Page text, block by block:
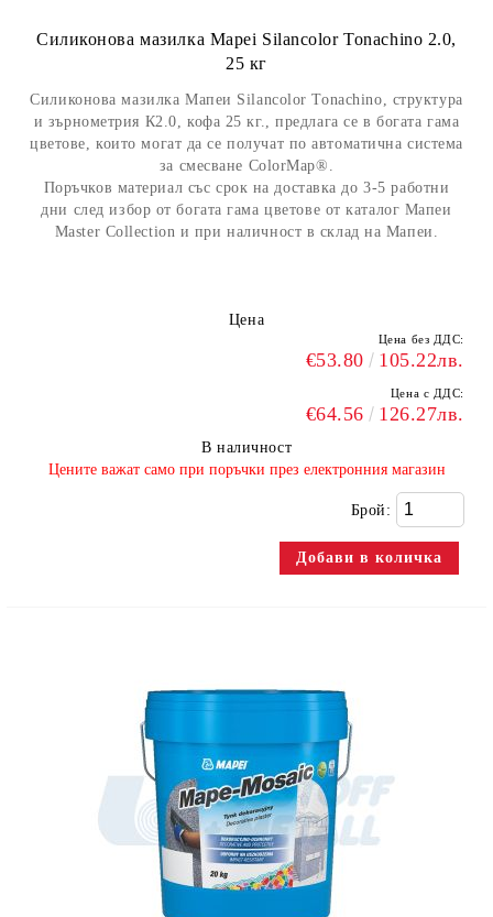
Силиконова мазилка Mapei Silancolor Tonachino 2.0,
25 кг
Силиконова мазилка Мапеи Silancolor Tonachino, структура
и зърнометрия К2.0, кофа 25 кг., предлага се в богата гама
цветове, които могат да се получат по автоматична система
за смесване ColorMap®.
Поръчков материал със срок на доставка до 3-5 работни
дни след избор от богата гама цветове от каталог Мапеи
Master Collection и при наличност в склад на Мапеи.
Цена
Цена без ДДС:
€53.80 105.22лв.
Цена с ДДС:
€64.56 126.27лв.
В наличност
​Цените важат само при поръчки през електронния магазин
Брой: